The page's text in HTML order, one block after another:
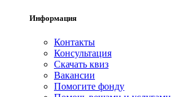
Информация
Контакты
Консультация
Скачать квиз
Вакансии
Помогите фонду